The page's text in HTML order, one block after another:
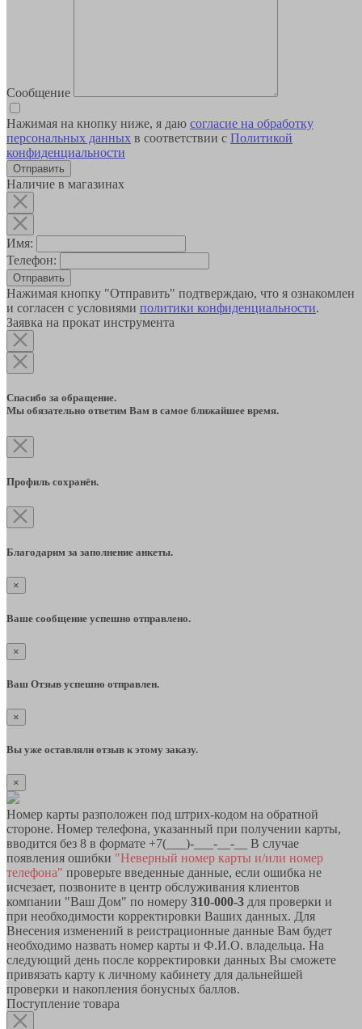
Сообщение
Нажимая на кнопку ниже, я даю согласие на обработку
персональных данных в соответствии с Политикой
конфиденциальности
Наличие в магазинах
Имя:
Телефон:
Отправить
Нажимая кнопку "Отправить" подтверждаю, что я ознакомлен
и согласен с условиями политики конфиденциальности.
Заявка на прокат инструмента
Спасибо за обращение.
Мы обязательно ответим Вам в самое ближайшее время.
Профиль сохранён.
Благодарим за заполнение анкеты.
×
Ваше сообщение успешно отправлено.
×
Ваш Отзыв успешно отправлен.
×
Вы уже оставляли отзыв к этому заказу.
×
Номер карты разположен под штрих-кодом на обратной
стороне. Номер телефона, указанный при получении карты,
вводится без 8 в формате +7(___)-___-__-__ В случае
появления ошибки "Неверный номер карты и/или номер
телефона" проверьте введенные данные, если ошибка не
исчезает, позвоните в центр обслуживания клиентов
компании "Ваш Дом" по номеру 310-000-3 для проверки и
при необходимости корректировки Ваших данных. Для
Внесения изменений в реистрационные данные Вам будет
необходимо назвать номер карты и Ф.И.О. владельца. На
следующий день после корректировки данных Вы сможете
привязать карту к личному кабинету для дальнейшей
проверки и накопления бонусных баллов.
Поступление товара